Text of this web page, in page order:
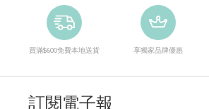
買滿$600免費本地送貨 享獨家品牌優惠
訂閱電子報